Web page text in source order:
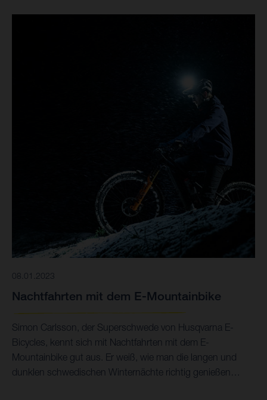
08.01.2023
Nachtfahrten mit dem E-Mountainbike
Simon Carlsson, der Superschwede von Husqvarna E-
Bicycles, kennt sich mit Nachtfahrten mit dem E-
Mountainbike gut aus. Er weiß, wie man die langen und
dunklen schwedischen Winternächte richtig genießen